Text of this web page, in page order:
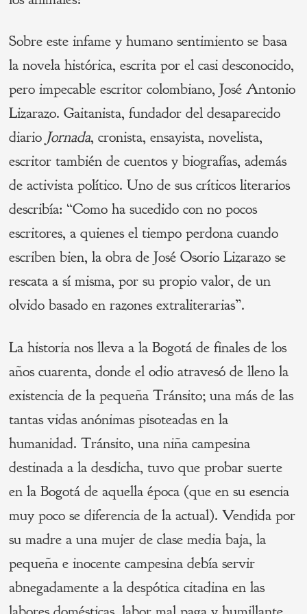
Sobre este infame y humano sentimiento se basa
la novela histórica, escrita por el casi desconocido,
pero impecable escritor colombiano, José Antonio
Lizarazo. Gaitanista, fundador del desaparecido
diario Jornada, cronista, ensayista, novelista,
escritor también de cuentos y biografías, además
de activista político. Uno de sus críticos literarios
describía: “Como ha sucedido con no pocos
escritores, a quienes el tiempo perdona cuando
escriben bien, la obra de José Osorio Lizarazo se
rescata a sí misma, por su propio valor, de un
olvido basado en razones extraliterarias”.
La historia nos lleva a la Bogotá de finales de los
años cuarenta, donde el odio atravesó de lleno la
existencia de la pequeña Tránsito; una más de las
tantas vidas anónimas pisoteadas en la
humanidad. Tránsito, una niña campesina
destinada a la desdicha, tuvo que probar suerte
en la Bogotá de aquella época (que en su esencia
muy poco se diferencia de la actual). Vendida por
su madre a una mujer de clase media baja, la
pequeña e inocente campesina debía servir
abnegadamente a la despótica citadina en las